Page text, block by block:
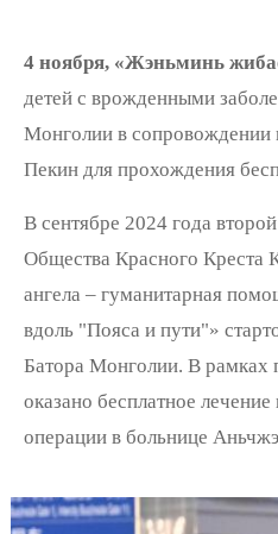
4 ноября, «Жэньминь
детей с врожденными
Монголии в сопровождении
Пекин для прохождения
В сентябре 2024 года
Общества Красного Креста
ангела – гуманитарная
вдоль "Пояса и пути"»
Батора Монголии. В рамках
оказано бесплатное
операции в больнице